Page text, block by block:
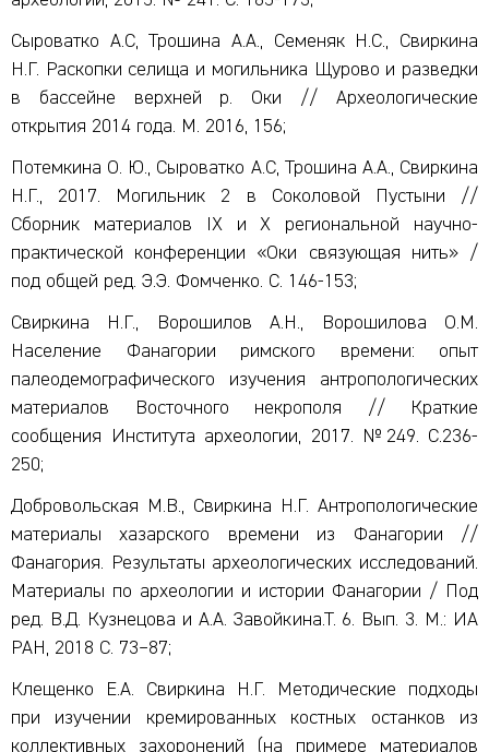
Сыроватко А.С, Трошина А.А., Семеняк Н.С., Свиркина
Н.Г. Раскопки селища и могильника Щурово и разведки
в бассейне верхней р. Оки // Археологические
открытия 2014 года. М. 2016, 156;
Потемкина О. Ю., Сыроватко А.С, Трошина А.А., Свиркина
Н.Г., 2017. Могильник 2 в Соколовой Пустыни //
Сборник материалов IX и X региональной научно-
практической конференции «Оки связующая нить» /
под общей ред. Э.Э. Фомченко. С. 146-153;
Свиркина Н.Г., Ворошилов А.Н., Ворошилова О.М.
Население Фанагории римского времени: опыт
палеодемографического изучения антропологических
материалов Восточного некрополя // Краткие
сообщения Института археологии, 2017. №249. С.236-
250;
Добровольская М.В., Свиркина Н.Г. Антропологические
материалы хазарского времени из Фанагории //
Фанагория. Результаты археологических исследований.
Материалы по археологии и истории Фанагории / Под
ред. В.Д. Кузнецова и А.А. Завойкина.Т. 6. Вып. 3. М.: ИА
РАН, 2018 С. 73–87;
Клещенко Е.А. Свиркина Н.Г. Методические подходы
при изучении кремированных костных останков из
коллективных захоронений (на примере материалов